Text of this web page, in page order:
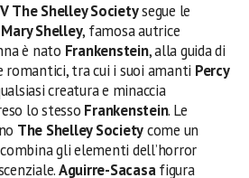
The Shelley Societysegue le
Mary Shelley, famosa autrice
è nato Frankenstein, alla guida di
romantici, tra cui i suoi amanti Percy
creatura e minaccia
lo stesso Frankenstein. Le
The Shelley Societycome un
gli elementi dell’horror
Aguirre-Sacasafigura